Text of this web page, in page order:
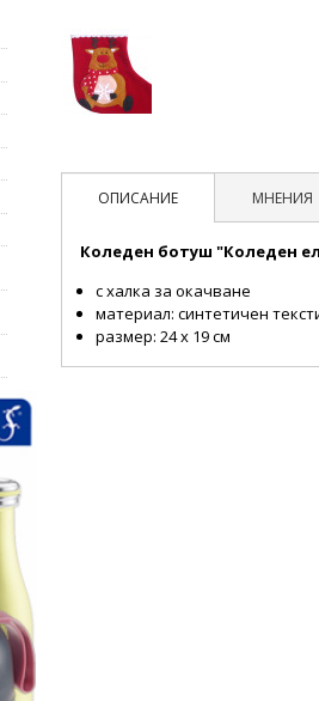
ОПИСАНИЕ МНЕНИЯ
Коледен ботуш "Коледен
с халка за окачване
материал: синтетичен
размер: 24 х 19 см